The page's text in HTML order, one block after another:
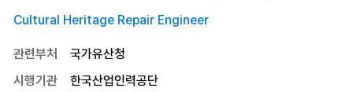
Cultural Heritage Repair Engineer
관련부처
국가유산청
시행기관
한국산업인력공단